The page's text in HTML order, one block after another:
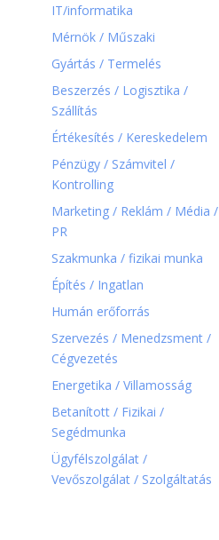
IT/informatika
Mérnök / Műszaki
Gyártás / Termelés
Beszerzés / Logisztika /
Szállítás
Értékesítés / Kereskedelem
Pénzügy / Számvitel /
Kontrolling
Marketing / Reklám / Média /
PR
Szakmunka / fizikai munka
Építés / Ingatlan
Humán erőforrás
Szervezés / Menedzsment /
Cégvezetés
Energetika / Villamosság
Betanított / Fizikai /
Segédmunka
Ügyfélszolgálat /
Vevőszolgálat / Szolgáltatás